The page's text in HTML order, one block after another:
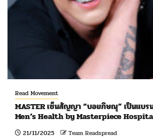
Read Movement
MASTER เซ็นสัญญา “บอยภิษณุ” เป็นแบร
Men’s Health by Masterpiece
21/11/2025 Team Readspread